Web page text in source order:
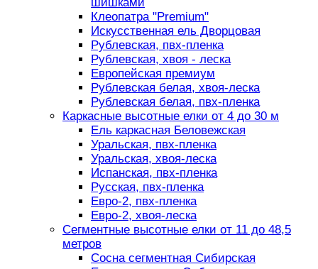
Клеопатра "Premium"
Искусственная ель Дворцовая
Рублевская, пвх-пленка
Рублевская, хвоя - леска
Европейская премиум
Рублевская белая, хвоя-леска
Рублевская белая, пвх-пленка
Каркасные высотные елки от 4 до 30 м
Ель каркасная Беловежская
Уральская, пвх-пленка
Уральская, хвоя-леска
Испанская, пвх-пленка
Русская, пвх-пленка
Евро-2, пвх-пленка
Евро-2, хвоя-леска
Сегментные высотные елки от 11 до 48,5
метров
Сосна сегментная Сибирская